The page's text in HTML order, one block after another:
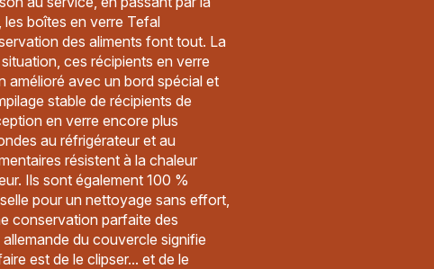
+
brosse
de
nettoyage
-
94,99 €
boîtes en verre Tefal
des aliments font tout. La
ces récipients en verre
amélioré avec un bord spécial et
stable de récipients de
en verre encore plus
au réfrigérateur et au
résistent à la chaleur
Ils sont également 100 %
pour un nettoyage sans effort,
conservation parfaite des
du couvercle signifie
est de le clipser... et de le